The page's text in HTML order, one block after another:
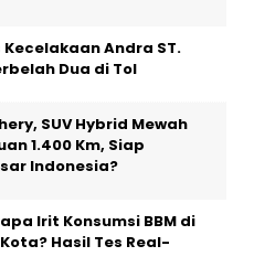
Andra ST.
Dua di Tol
SUV Hybrid Mewah
1.400 Km, Siap
Indonesia?
Irit Konsumsi BBM di
Hasil Tes Real-